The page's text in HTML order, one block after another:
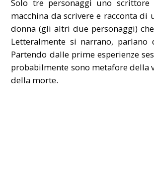
Solo tre personaggi uno scrittore
macchina da scrivere e racconta di
donna (gli altri due personaggi)
Letteralmente si narrano, parlano
Partendo dalle prime esperienze
probabilmente sono metafore della
della morte.